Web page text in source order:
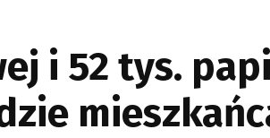
i 52 tys.